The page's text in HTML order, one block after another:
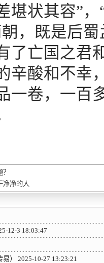
堪状其容”
，既是后
了亡国之君
辛酸和不幸
一卷，一百
净净的人
12-3 18:03:47
）
2025-10-27 13:23:21